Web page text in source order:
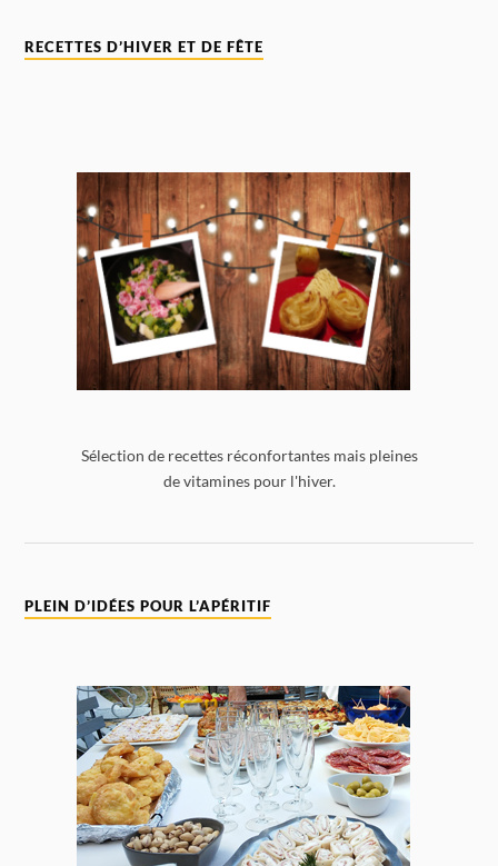
RECETTES D’HIVER ET DE FÊTE
Sélection de recettes réconfortantes mais pleines
de vitamines pour l'hiver.
PLEIN D’IDÉES POUR L’APÉRITIF